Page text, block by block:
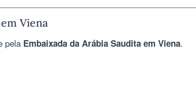
Viena
pela Embaixada da Arábia Saudita em Viena.